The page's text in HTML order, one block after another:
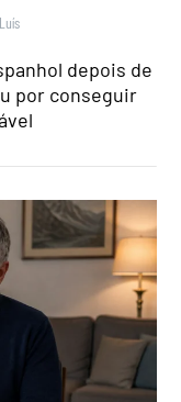
depois de
por conseguir